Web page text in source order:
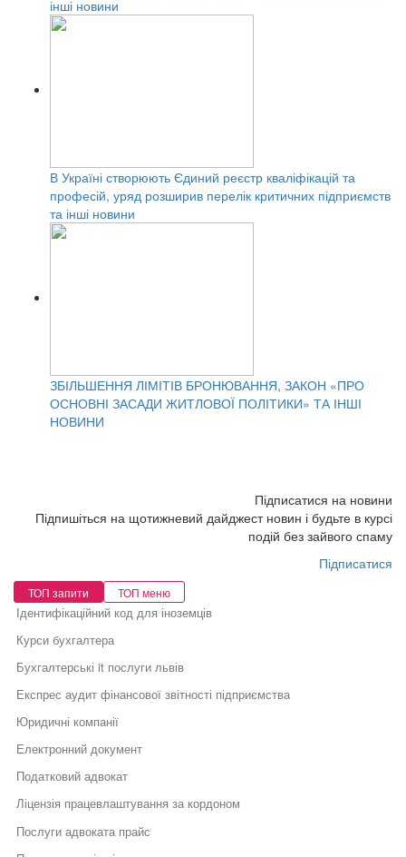
інші новини
В Україні створюють Єдиний реєстр кваліфікацій та
професій, уряд розширив перелік критичних підприємств
та інші новини
ЗБІЛЬШЕННЯ ЛІМІТІВ БРОНЮВАННЯ, ЗАКОН «ПРО
ОСНОВНІ ЗАСАДИ ЖИТЛОВОЇ ПОЛІТИКИ» ТА ІНШІ
НОВИНИ
Підписатися на новини
Підпишіться на щотижневий дайджест новин і будьте в курсі
подій без зайвого спаму
Підписатися
ТОП запити ТОП меню
Ідентифікаційний код для іноземців
Курси бухгалтера
Бухгалтерські it послуги львів
Експрес аудит фінансової звітності підприємства
Юридичні компанії
Електронний документ
Податковий адвокат
Ліцензія працевлаштування за кордоном
Послуги адвоката прайс